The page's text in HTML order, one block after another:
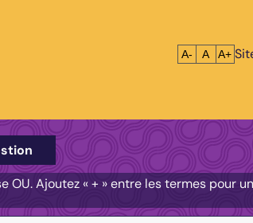
Réduire le
A- A A+
Ajoutez « + » entre les termes pour